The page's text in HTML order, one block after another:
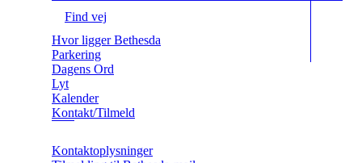
Find vej
Hvor ligger Bethesda
Parkering
Dagens Ord
Lyt
Kalender
Kontakt/Tilmeld
Kontaktoplysninger